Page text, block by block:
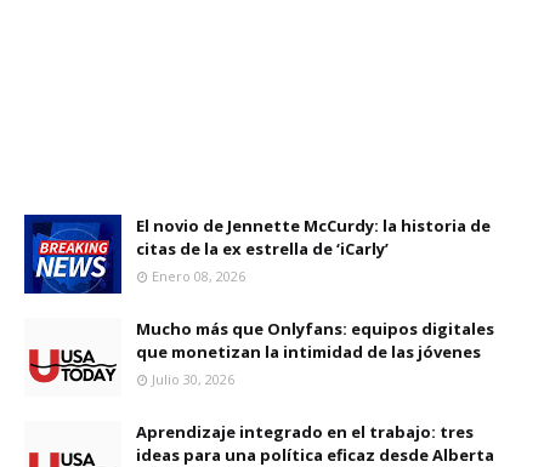
El novio de Jennette McCurdy: la historia de
citas de la ex estrella de ‘iCarly’
Enero 08, 2026
Mucho más que Onlyfans: equipos digitales
que monetizan la intimidad de las jóvenes
Julio 30, 2026
Aprendizaje integrado en el trabajo: tres
ideas para una política eficaz desde Alberta